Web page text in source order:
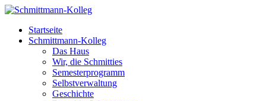
Startseite
Schmittmann-Kolleg
Das Haus
Wir, die Schmitties
Semesterprogramm
Selbstverwaltung
Geschichte